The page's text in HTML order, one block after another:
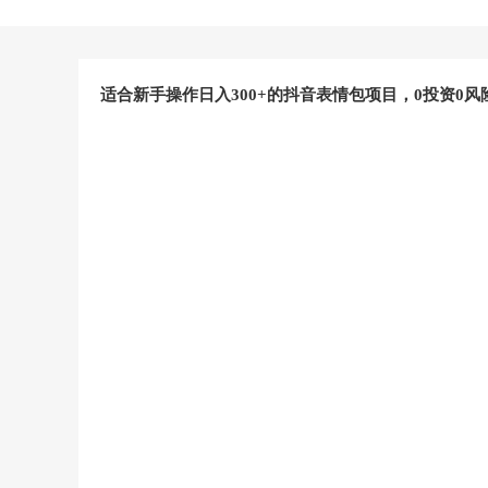
适合新手操作日入300+的抖音表情包项目，0投资0风